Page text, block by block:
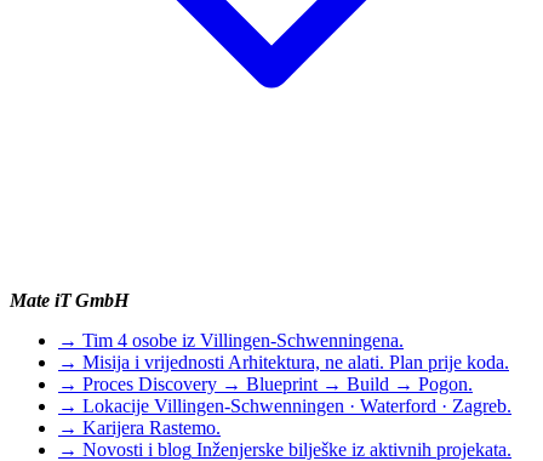
Mate iT GmbH
→ Tim 4 osobe iz Villingen-Schwenningena.
→ Misija i vrijednosti Arhitektura, ne alati. Plan prije koda.
→ Proces Discovery → Blueprint → Build → Pogon.
→ Lokacije Villingen-Schwenningen · Waterford · Zagreb.
→ Karijera Rastemo.
→ Novosti i blog Inženjerske bilješke iz aktivnih projekata.